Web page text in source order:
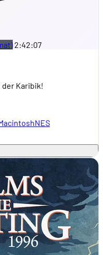
2:42:07
der Karibik!
NES